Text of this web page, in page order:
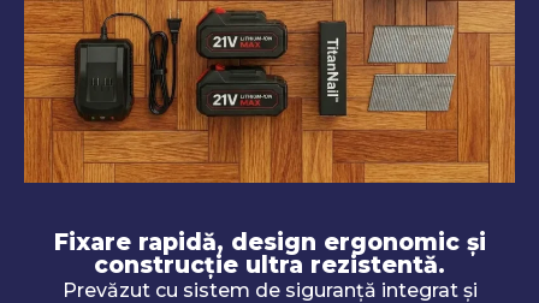
Fixare rapidă, design ergonomic și
construcție ultra rezistentă.
Prevăzut cu sistem de siguranță integrat și